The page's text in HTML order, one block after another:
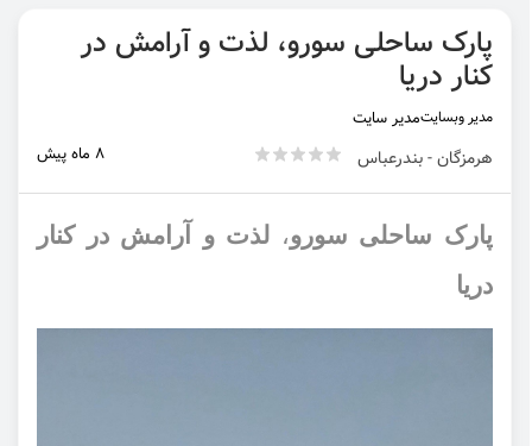
پارک ساحلی سورو، لذت و آرامش در
کنار دریا
مدیر سایتمدیر وبسایت
هرمزگان - بندرعباس 8 ماه پیش
پارک ساحلی سورو، لذت و آرامش در کنار
دریا